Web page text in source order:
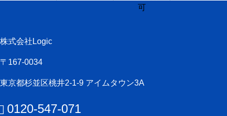
可
株式会社Logic
〒167-0034
東京都杉並区桃井2-1-9 アイムタウン3A
0120-547-071